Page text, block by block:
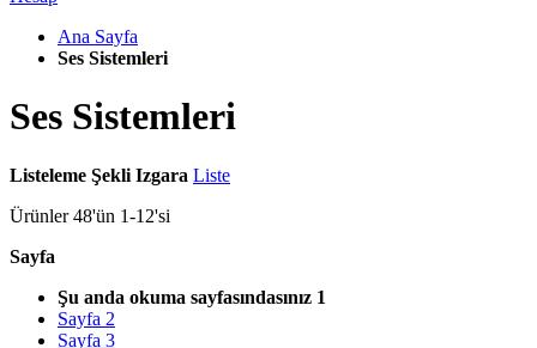
Ana Sayfa
Ses Sistemleri
Ses Sistemleri
Listeleme Şekli Izgara Liste
Ürünler48'ün 1-12'si
Sayfa
Şu anda okuma sayfasındasınız 1
Sayfa 2
Sayfa 3